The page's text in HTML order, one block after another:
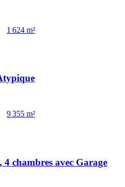
1 624 m²
9 355 m²
chambres avec Garage